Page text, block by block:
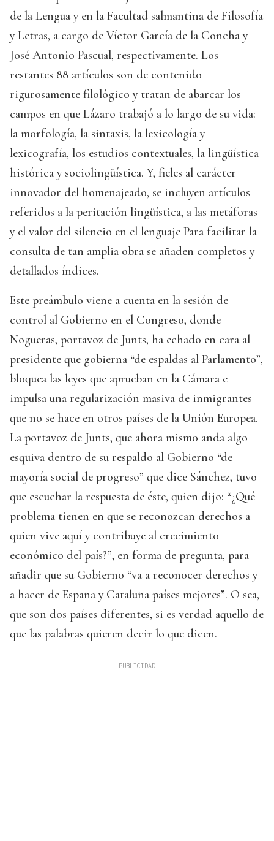
de la Lengua y en la Facultad salmantina de Filosofía
y Letras, a cargo de Víctor García de la Concha y
José Antonio Pascual, respectivamente. Los
restantes 88 artículos son de contenido
rigurosamente filológico y tratan de abarcar los
campos en que Lázaro trabajó a lo largo de su vida:
la morfología, la sintaxis, la lexicología y
lexicografía, los estudios contextuales, la lingüística
histórica y sociolingüística. Y, fieles al carácter
innovador del homenajeado, se incluyen artículos
referidos a la peritación lingüística, a las metáforas
y el valor del silencio en el lenguaje Para facilitar la
consulta de tan amplia obra se añaden completos y
detallados índices.
Este preámbulo viene a cuenta en la sesión de
control al Gobierno en el Congreso, donde
Nogueras, portavoz de Junts, ha echado en cara al
presidente que gobierna “de espaldas al Parlamento”,
bloquea las leyes que aprueban en la Cámara e
impulsa una regularización masiva de inmigrantes
que no se hace en otros países de la Unión Europea.
La portavoz de Junts, que ahora mismo anda algo
esquiva dentro de su respaldo al Gobierno “de
mayoría social de progreso” que dice Sánchez, tuvo
que escuchar la respuesta de éste, quien dijo: “¿Qué
problema tienen en que se reconozcan derechos a
quien vive aquí y contribuye al crecimiento
económico del país?”, en forma de pregunta, para
añadir que su Gobierno “va a reconocer derechos y
a hacer de España y Cataluña países mejores”. O sea,
que son dos países diferentes, si es verdad aquello de
que las palabras quieren decir lo que dicen.